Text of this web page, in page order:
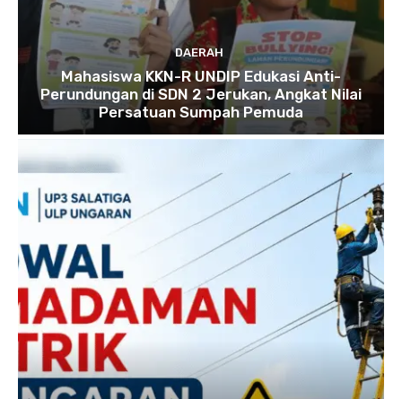
DAERAH
Mahasiswa KKN-R UNDIP Edukasi Anti-
Perundungan di SDN 2 Jerukan, Angkat Nilai
Persatuan Sumpah Pemuda